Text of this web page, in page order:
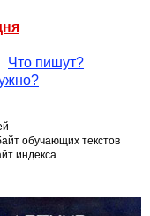
Что пишут?
обучающих текстов
индекса